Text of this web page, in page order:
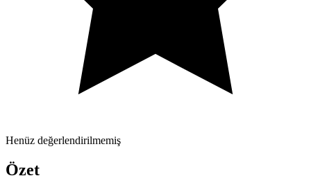
Henüz değerlendirilmemiş
Özet